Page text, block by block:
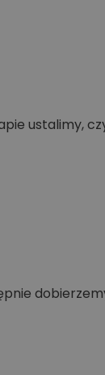
ustalimy,